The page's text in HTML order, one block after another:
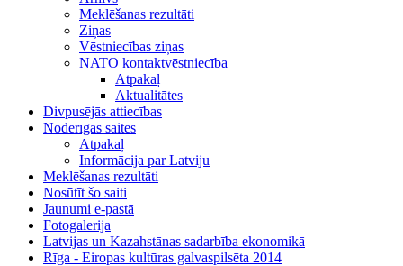
Meklēšanas rezultāti
Ziņas
Vēstniecības ziņas
NATO kontaktvēstniecība
Atpakaļ
Aktualitātes
Divpusējās attiecības
Noderīgas saites
Atpakaļ
Informācija par Latviju
Meklēšanas rezultāti
Nosūtīt šo saiti
Jaunumi e-pastā
Fotogalerija
Latvijas un Kazahstānas sadarbība ekonomikā
Rīga - Eiropas kultūras galvaspilsēta 2014